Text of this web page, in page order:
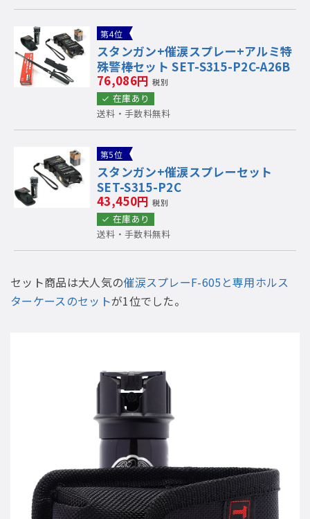
第4位
スタンガン+催涙スプレー+アルミ特
殊警棒セット SET-S315-P2C-A26B
76,086円 税別
在庫あり
送料・手数料無料
第5位
スタンガン+催涙スプレーセット
SET-S315-P2C
43,450円 税別
在庫あり
送料・手数料無料
セット商品は大人気の催涙スプレーF-605と専用ホルス
ターケースのセットが1位でした。